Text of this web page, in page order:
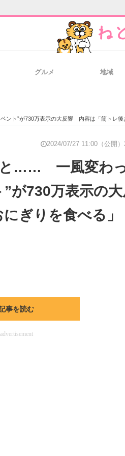
の総合サイト IT製品の技術・比較
グルメ 地域
ト”が730万表示の大反響 内容は「筋トレ後
2024/07/27 11:00（公開）
と…… 一風変わっ
”が730万表示の
ぎりを食べる」
事を読む
advertisement